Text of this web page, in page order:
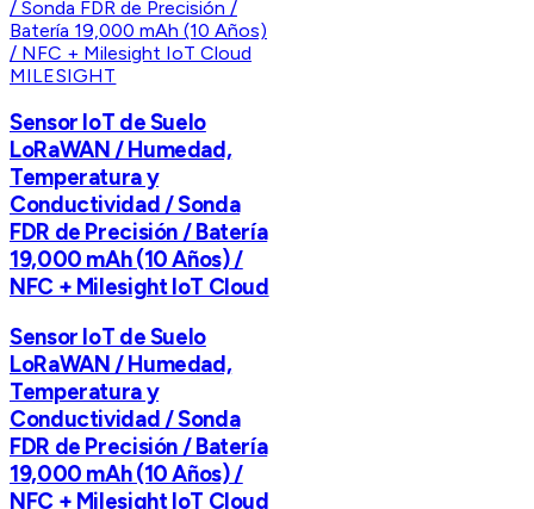
MILESIGHT
Sensor IoT de Suelo
LoRaWAN / Humedad,
Temperatura y
Conductividad / Sonda
FDR de Precisión / Batería
19,000 mAh (10 Años) /
NFC + Milesight IoT Cloud
Sensor IoT de Suelo
LoRaWAN / Humedad,
Temperatura y
Conductividad / Sonda
FDR de Precisión / Batería
19,000 mAh (10 Años) /
NFC + Milesight IoT Cloud